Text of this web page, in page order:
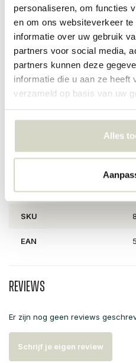
personaliseren, om functies
en om ons websiteverkeer
informatie over uw gebruik
partners voor social media,
partners kunnen deze
informatie die u aan ze heeft
verzameld op basis van uw
Alles
Productomschrijving
Maak kennis met Dolly het
touch toevoegt aan elke
kussen is superzacht en
mee te knuffelen. Afmeting
Materiaal: polyester
Artikelnummer
SKU
EAN
Reviews
Er zijn nog geen reviews
Schrijf je eigen review